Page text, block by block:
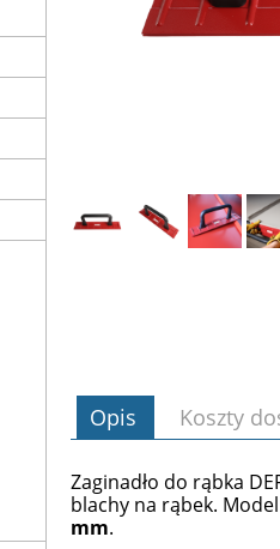
Opis Koszty
Zaginadło do rąbka
blachy na rąbek.
mm.